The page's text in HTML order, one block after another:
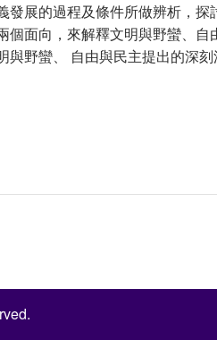
發展的過程及條件所做辨析，探
個面向，來解釋文明與野蠻、自
與野蠻、 自由與民主提出的深刻
氓說談民主的野蠻